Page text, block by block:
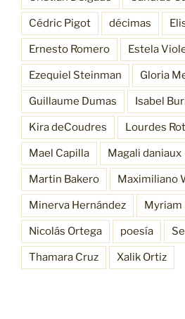
Cédric Pigot décimas
Ernesto Romero Estela
Ezequiel Steinman Gloria
Guillaume Dumas Isabel
Kira deCoudres Lourdes
Mael Capilla Magali daniaux
Martin Bakero Maximiliano
Minerva Hernández
Nicolás Ortega poesía
Thamara Cruz Xalik Ortiz